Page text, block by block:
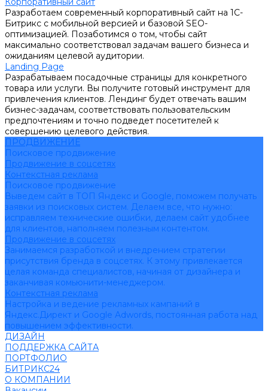
Разработаем современный корпоративный сайт на 1С-
Битрикс с мобильной версией и базовой SEO-
оптимизацией. Позаботимся о том, чтобы сайт
максимально соответствовал задачам вашего бизнеса и
ожиданиям целевой аудитории.
Landing Page
Разрабатываем посадочные страницы для конкретного
товара или услуги. Вы получите готовый инструмент для
привлечения клиентов. Лендинг будет отвечать вашим
бизнес-задачам, соответствовать пользовательским
предпочтениям и точно подведет посетителей к
совершению целевого действия.
ПРОДВИЖЕНИЕ
Поисковое продвижение
Продвижение в соцсетях
Контекстная реклама
Поисковое продвижение
Выведем сайт в ТОП Яндекс и Google, поможем получать
заявки из поисковых систем. Делаем все, что нужно:
исправляем технические ошибки, делаем сайт удобнее
для клиентов, наполняем полезным контентом.
Продвижение в соцсетях
Занимаемся разработкой и внедрением стратегии
присутствия бренда в соцсетях. К этому привлекается
целая команда специалистов, начиная от дизайнера и
заканчивая комьюнити-менеджером.
Контекстная реклама
Настройка и ведение рекламных кампаний в
Яндекс.Директ и Google Adwords, постоянная работа над
повышением эффективности.
ДИЗАЙН
ПОДДЕРЖКА САЙТА
ПОРТФОЛИО
БИТРИКС24
О КОМПАНИИ